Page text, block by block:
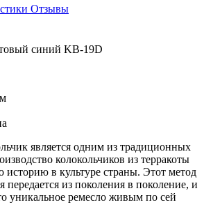
Отзывы
синий KB-19D
является одним из традиционных
колокольчиков из терракоты
в культуре страны. Этот метод
передается из поколения в поколение, и
уникальное ремесло живым по сей